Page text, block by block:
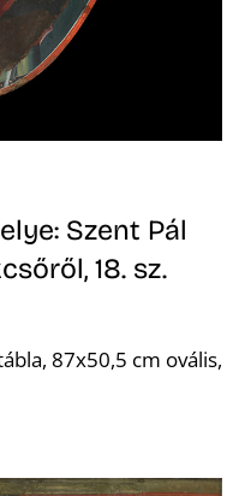
Szent Pál
18. sz.
87x50,5 cm ovális,